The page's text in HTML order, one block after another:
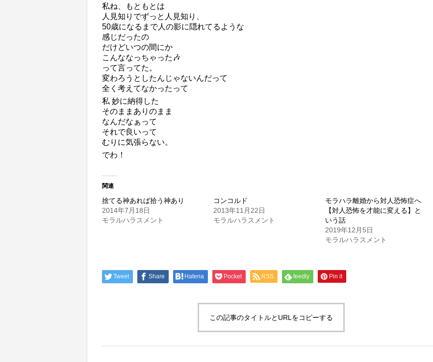
私ね、もともとは
人見知りでずっと人見知り、
50歳になるまで人の影に隠れてるような
感じだったの
だけどいつの間にか
こんななっちゃった🎶
って言ってた。
変わろうとしたんじゃないんだって
全く考えてなかったって
私 妙に納得した
そのままありのまま
なんだなぁって
それで良いって
むりに気張らない。
でわ！
関連
捨てる神あれば拾う神あり
2014年7月18日
モラルハラスメント
コンコルド
2013年11月22日
モラルハラスメント
モラハラ離婚から対人恐怖症へ
【対人恐怖を才能に変える】と
いう話
2019年12月5日
モラルハラスメント
Tweet Share Hatena Pocket RSS feedly Pin it
この記事のタイトルとURLをコピーする